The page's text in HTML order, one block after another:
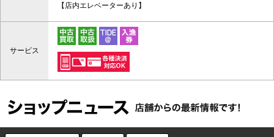
【店内エレベーターあり】
サービス